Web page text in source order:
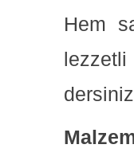
Hem